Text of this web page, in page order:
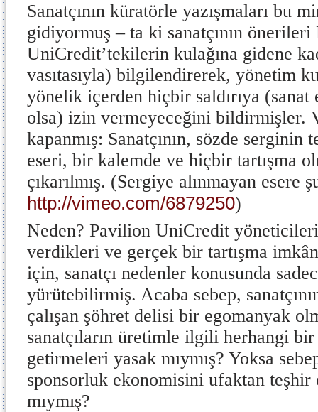
Sanatçının küratörle yazışmaları bu
gidiyormuş – ta ki sanatçının
UniCredit’tekilerin kulağına gidene
vasıtasıyla) bilgilendirerek, yönetim
yönelik içerden hiçbir saldırıya
olsa) izin vermeyeceğini bildirmişler.
kapanmış: Sanatçının, sözde serginin
eseri, bir kalemde ve hiçbir tartışma
çıkarılmış. (Sergiye alınmayan esere
http://vimeo.com/6879250)
Neden? Pavilion UniCredit
verdikleri ve gerçek bir tartışma
için, sanatçı nedenler konusunda
yürütebilirmiş. Acaba sebep,
çalışan şöhret delisi bir egomanyak
sanatçıların üretimle ilgili herhangi
getirmeleri yasak mıymış? Yoksa
sponsorluk ekonomisini ufaktan teşhir
mıymış?